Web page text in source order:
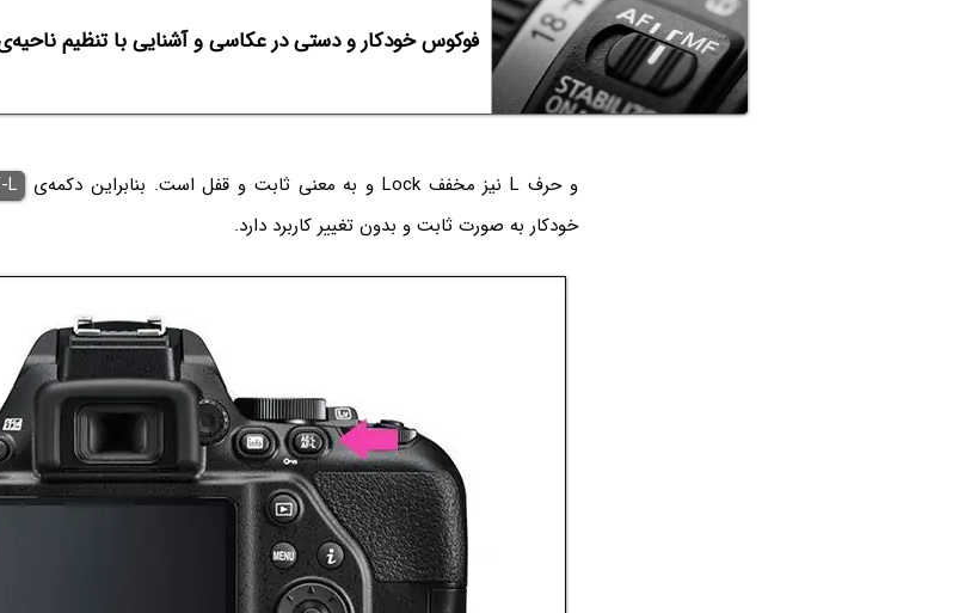
فوکوس خودکار و دستی در عکاسی و آشنایی با تنظیم
و حرف L نیز مخفف Lock و به معنی ثابت و قفل است. بنابراین دکمه‌ی L
خودکار به صورت ثابت و بدون تغییر کاربرد دارد.